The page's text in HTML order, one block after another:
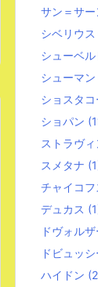
サン＝サー
シベリウス
シューベル
シューマン
ショスタ
ショパン
ストラヴ
スメタナ
チャイコフ
デュカス
ドヴォル
ドビュッシ
ハイドン